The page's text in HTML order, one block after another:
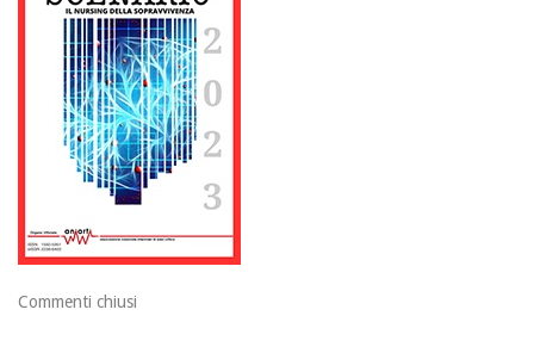
Commenti chiusi